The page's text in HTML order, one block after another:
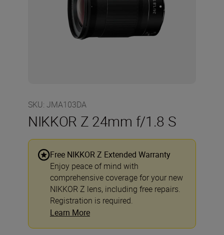
SKU: JMA103DA
NIKKOR Z 24mm f/1.8 S
Free NIKKOR Z Extended Warranty
Enjoy peace of mind with
comprehensive coverage for your new
NIKKOR Z lens, including free repairs.
Registration is required.
Learn More